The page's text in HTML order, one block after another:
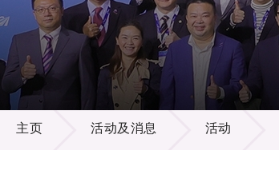
活动及消息
主页 活动及消息 活动